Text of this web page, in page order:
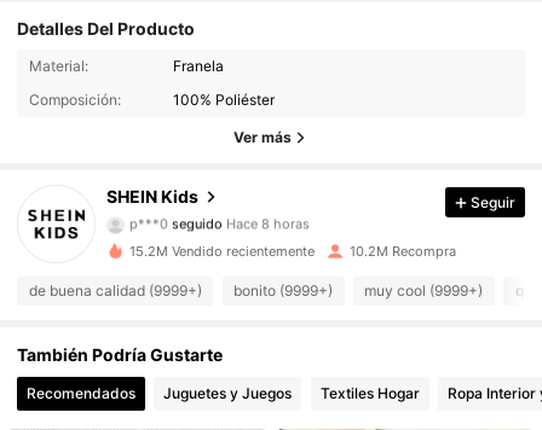
Detalles Del Producto
Material:
Franela
Composición:
100% Poliéster
Ver más
SHEIN Kids
810K Seguidores
4.94
810K Seguidores
4.94 810K Seguidores
4.94 810K Seguidores
Seguir
15.2M Vendido recientemente 10.2M Recompra
de buena calidad (9999+) bonito (9999+) muy cool (9999+)
También Podría Gustarte
Recomendados Juguetes y Juegos Textiles Hogar Ropa Interior